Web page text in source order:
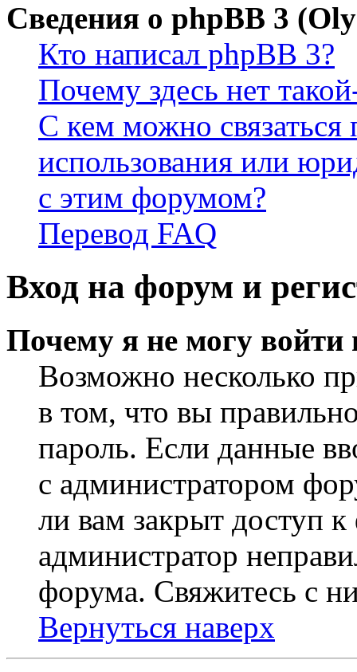
Сведения о phpBB 3
Кто написал phpBB 3?
Почему здесь нет
С кем можно связаться
использования или
с этим форумом?
Перевод FAQ
Вход на форум и
Почему я не могу войти
Возможно несколько
в том, что вы
пароль. Если данные
с администратором
ли вам закрыт доступ
администратор
форума. Свяжитесь с
Вернуться наверх